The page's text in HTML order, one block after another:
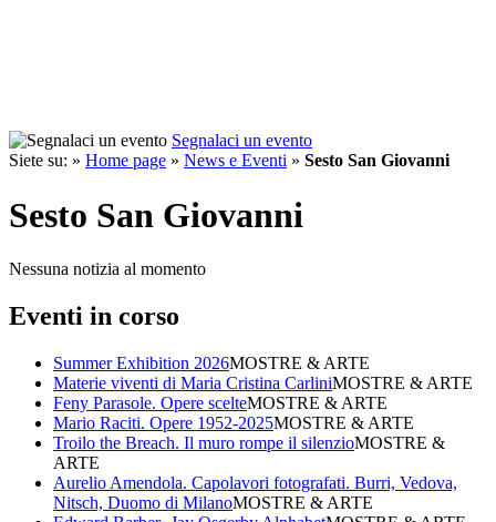
Segnalaci un evento
Siete su: » Home page » News e Eventi » Sesto San Giovanni
Sesto San Giovanni
Nessuna notizia al momento
Eventi in corso
Summer Exhibition 2026MOSTRE & ARTE
Materie viventi di Maria Cristina CarliniMOSTRE & ARTE
Feny Parasole. Opere scelteMOSTRE & ARTE
Mario Raciti. Opere 1952-2025MOSTRE & ARTE
Troilo the Breach. Il muro rompe il silenzioMOSTRE &
ARTE
Aurelio Amendola. Capolavori fotografati. Burri, Vedova,
Nitsch, Duomo di MilanoMOSTRE & ARTE